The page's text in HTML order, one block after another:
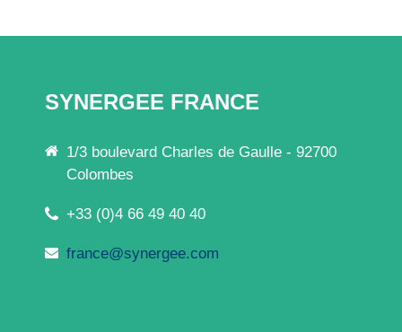
SYNERGEE FRANCE
1/3 boulevard Charles de Gaulle - 92700
Colombes
+33 (0)4 66 49 40 40
france@synergee.com